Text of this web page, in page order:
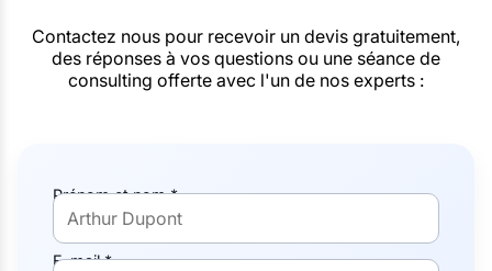
Contactez nous pour recevoir un devis gratuitement,
des réponses à vos questions ou une séance de
consulting offerte avec l'un de nos experts :
Prénom et nom *
E-mail *